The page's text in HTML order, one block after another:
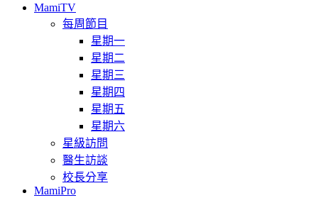
MamiTV
每周節目
星期一
星期二
星期三
星期四
星期五
星期六
星級訪問
醫生訪談
校長分享
MamiPro